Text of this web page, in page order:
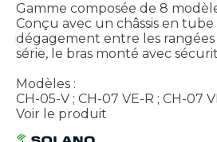
Gamme composée de 8
Conçu avec un châssis en
dégagement entre les rangées
série, le bras monté avec
Modèles :
CH-05-V ; CH-07 VE-R ; CH-07
Voir le produit